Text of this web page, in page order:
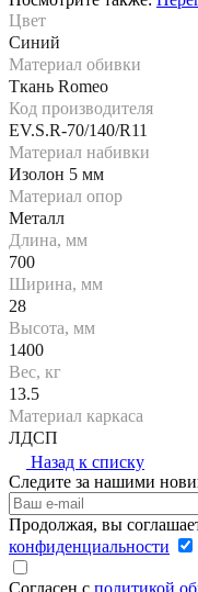
Цвет
Синий
Материал обивки
Ткань Romeo
Код производителя
EV.S.R-70/140/R11
Материал набивки
Изолон 5 мм
Материал опор
Металл
Длина, мм
700
Ширина, мм
28
Высота, мм
1400
Вес, кг
13.5
Материал каркаса
ЛДСП
Назад к списку
Следите за нашими
Продолжая, вы
конфиденциальности
Согласен с политикой